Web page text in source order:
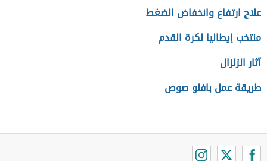
علاج ارتفاع وانخفاض الضغط
منتخب إيطاليا لكرة القدم
آثار الزلزال
طريقة عمل بافلو صوص